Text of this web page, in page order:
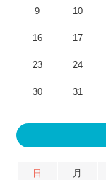
9 10
16 17
23 24
30 31
日 月